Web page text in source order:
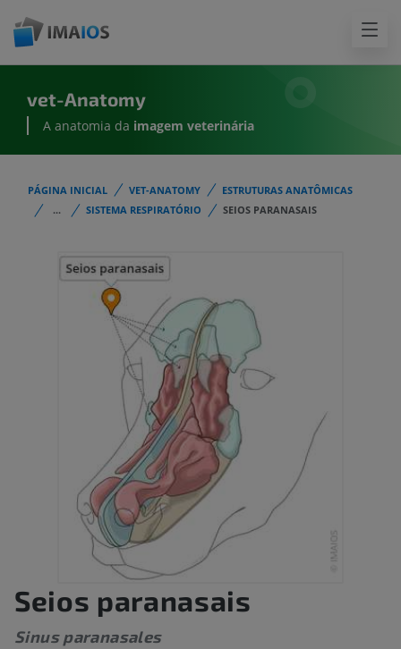
vet-Anatomy
A anatomia da imagem veterinária
PÁGINA INICIAL VET-ANATOMY
ESTRUTURAS ANATÔMICAS
...
SISTEMA RESPIRATÓRIO SEIOS PARANASAIS
Seios paranasais
Sinus paranasales